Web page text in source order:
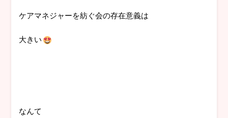
ケアマネジャーを紡ぐ会の存在意義は
大きい
なんて